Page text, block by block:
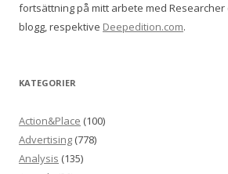
fortsättning på mitt arbete med Researcher
blogg, respektive Deepedition.com.
KATEGORIER
Action&Place (100)
Advertising (778)
Analysis (135)